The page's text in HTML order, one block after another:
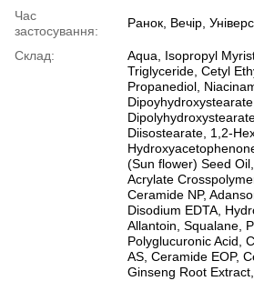
Час
застосування:
Ранок, Вечір,
Склад:
Aqua, Isopropyl
Triglyceride, Cetyl
Propanediol,
Diisostearate, 1,2-
(Sun flower) Seed
Acrylate
Ceramide NP,
Disodium EDTA,
Allantoin, Squalane,
Polyglucuronic Acid,
AS, Ceramide EOP,
Ginseng Root